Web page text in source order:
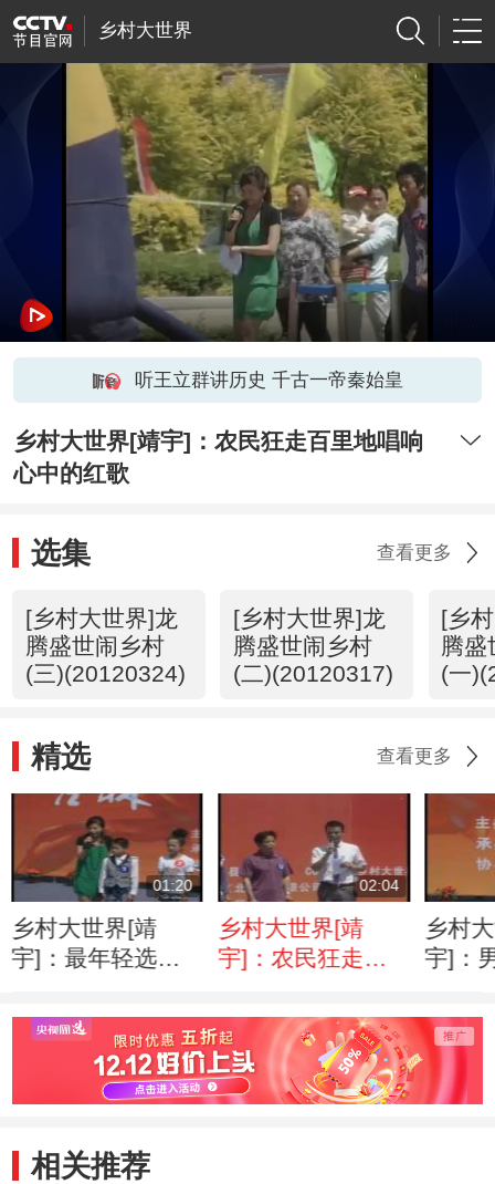
乡村大世界
听王立群讲历史 千古一帝秦始皇
乡村大世界[靖宇]：农民狂走百里地唱响
心中的红歌
选集 查看更多
[乡村大世界]龙
腾盛世闹乡村
(三)(20120324)
[乡村大世界]龙
腾盛世闹乡村
(二)(20120317)
[乡
腾盛
(一
精选 查看更多
01:20
乡村大世界[靖
宇]：最年轻选手
02:04
乡村大世界[靖
宇]：农民狂走百
歌
乡村
宇]：
相关推荐